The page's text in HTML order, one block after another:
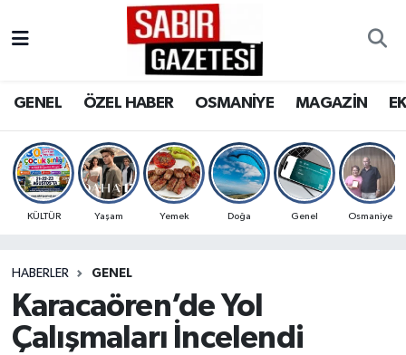
GENEL ÖZEL HABER OSMANİYE MAGAZİN
KÜLTÜR Yaşam Yemek Doğa Genel Osmaniye
HABERLER GENEL
Karacaören’de Yol
Çalışmaları İncelendi
OSMANİYE
MAGAZİN
SPOR
RESMİ İLANLAR
Osmaniye Nöbetçi Eczaneler
Osmaniye Trafik Yoğunluk Haritası
Süper Lig Puan Durumu ve Fikstür
Son Dakika Haberleri
Haber Arşivi